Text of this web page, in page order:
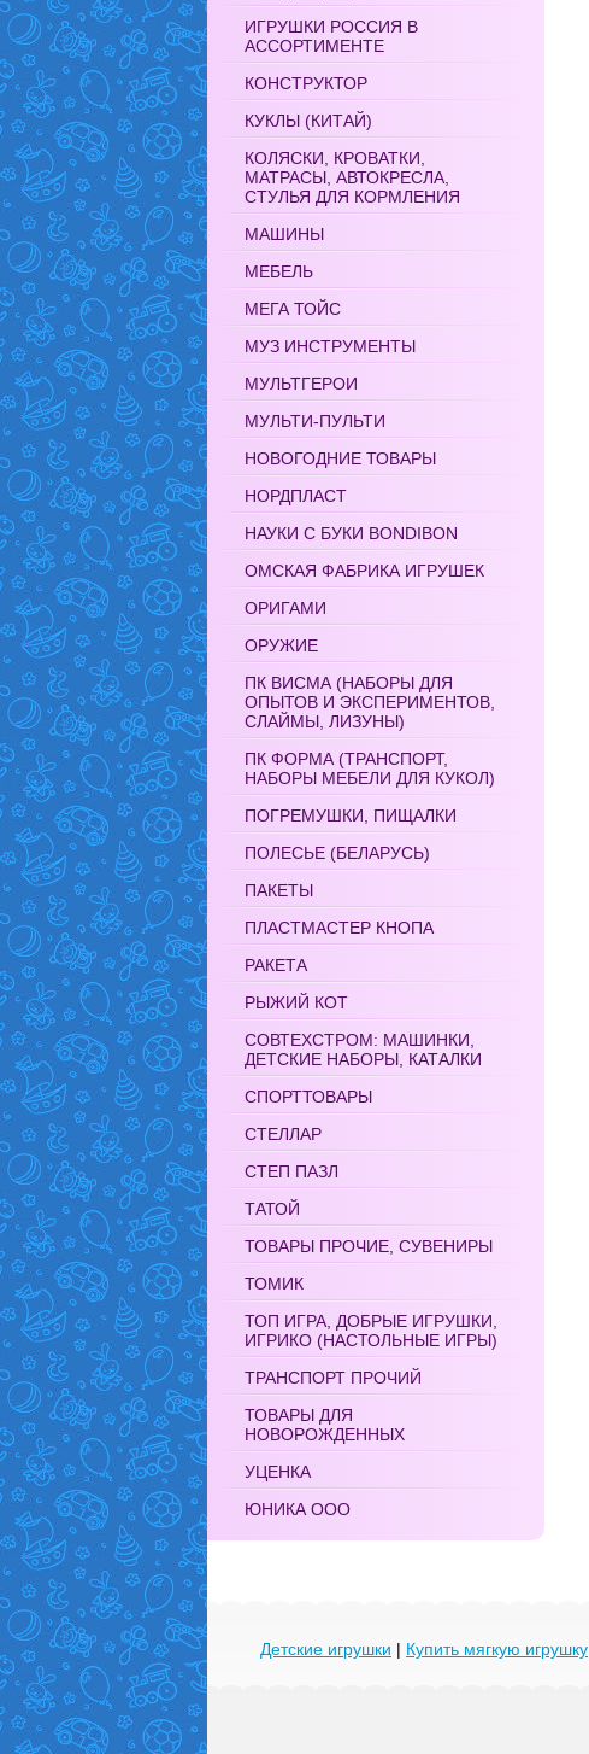
ИГРУШКИ РОССИЯ В
АССОРТИМЕНТЕ
КОНСТРУКТОР
КУКЛЫ (КИТАЙ)
КОЛЯСКИ, КРОВАТКИ,
МАТРАСЫ, АВТОКРЕСЛА,
СТУЛЬЯ ДЛЯ КОРМЛЕНИЯ
МАШИНЫ
МЕБЕЛЬ
МЕГА ТОЙС
МУЗ ИНСТРУМЕНТЫ
МУЛЬТГЕРОИ
МУЛЬТИ-ПУЛЬТИ
НОВОГОДНИЕ ТОВАРЫ
НОРДПЛАСТ
НАУКИ С БУКИ BONDIBON
ОМСКАЯ ФАБРИКА ИГРУШЕК
ОРИГАМИ
ОРУЖИЕ
ПК ВИСМА (НАБОРЫ ДЛЯ
ОПЫТОВ И ЭКСПЕРИМЕНТОВ,
СЛАЙМЫ, ЛИЗУНЫ)
ПК ФОРМА (ТРАНСПОРТ,
НАБОРЫ МЕБЕЛИ ДЛЯ КУКОЛ)
ПОГРЕМУШКИ, ПИЩАЛКИ
ПОЛЕСЬЕ (БЕЛАРУСЬ)
ПАКЕТЫ
ПЛАСТМАСТЕР КНОПА
РАКЕТА
РЫЖИЙ КОТ
СОВТЕХСТРОМ: МАШИНКИ,
ДЕТСКИЕ НАБОРЫ, КАТАЛКИ
СПОРТТОВАРЫ
СТЕЛЛАР
СТЕП ПАЗЛ
ТАТОЙ
ТОВАРЫ ПРОЧИЕ, СУВЕНИРЫ
ТОМИК
ТОП ИГРА, ДОБРЫЕ ИГРУШКИ,
ИГРИКО (НАСТОЛЬНЫЕ ИГРЫ)
ТРАНСПОРТ ПРОЧИЙ
ТОВАРЫ ДЛЯ
НОВОРОЖДЕННЫХ
УЦЕНКА
ЮНИКА ООО
Детские игрушки | Купить мягкую игрушку